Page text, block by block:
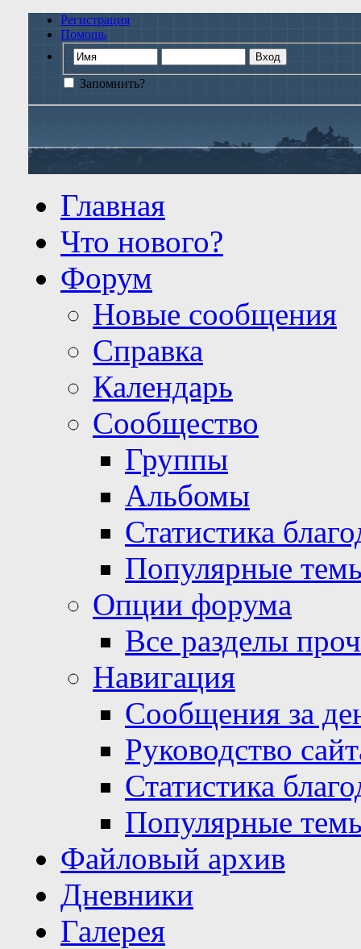
Регистрация
Помощь
Запомнить?
Главная
Что нового?
Форум
Новые сообщения
Справка
Календарь
Сообщество
Группы
Альбомы
Статистика
Популярные
Опции форума
Все разделы
Навигация
Сообщения за
Руководство
Статистика
Популярные
Файловый архив
Дневники
Галерея